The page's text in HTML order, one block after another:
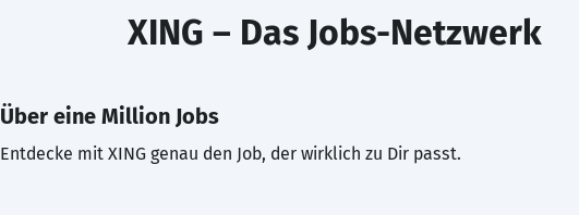
XING – Das Jobs-Netzwerk
Über eine Million Jobs
Entdecke mit XING genau den Job, der wirklich zu Dir passt.